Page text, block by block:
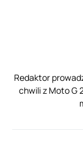
Redaktor
chwili z Moto G